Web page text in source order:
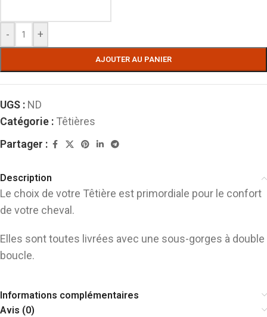
- +
AJOUTER AU PANIER
UGS : ND
Catégorie : Têtières
Partager :
Description
Le choix de votre Têtière est primordiale pour le confort
de votre cheval.
Elles sont toutes livrées avec une sous-gorges à double
boucle.
Informations complémentaires
Avis (0)